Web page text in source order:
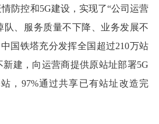
防控和5G建设，实现了“公司运营
队、服务质量不下降、业务发展不
国铁塔充分发挥全国超过210万站
建，向运营商提供原站址部署5G
，97%通过共享已有站址改造完